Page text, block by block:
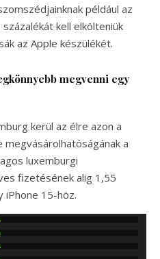
például az
kell elkölteniük
az Apple készülékét.
megvenni egy
kerül az élre azon a
megvásárolhatóságának a
luxemburgi
fizetésének alig 1,55
iPhone 15-höz.